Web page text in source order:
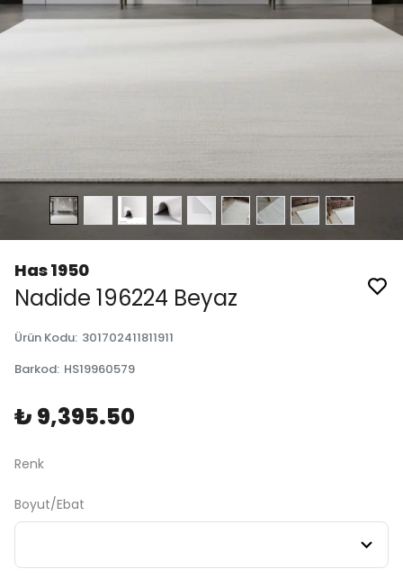
Has 1950
Nadide 196224 Beyaz
Ürün Kodu: 301702411811911
Barkod: HS19960579
₺ 9,395.50
Renk
Boyut/Ebat